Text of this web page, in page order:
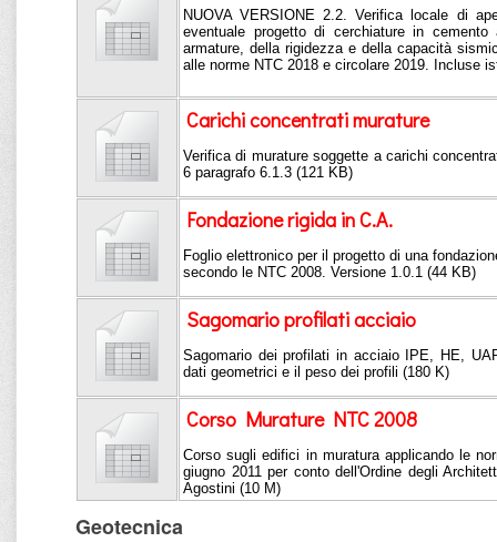
NUOVA VERSIONE 2.2. Verifica locale di
eventuale progetto di cerchiature in
armature, della rigidezza e della capacità
alle norme NTC 2018 e circolare 2019. Incluse
Carichi concentrati murature
Verifica di murature soggette a carichi
6 paragrafo 6.1.3 (121 KB)
Fondazione rigida in C.A.
Foglio elettronico per il progetto di una
secondo le NTC 2008. Versione 1.0.1 (44 KB)
Sagomario profilati acciaio
Sagomario dei profilati in acciaio IPE, HE,
dati geometrici e il peso dei profili (180 K)
Corso Murature NTC 2008
Corso sugli edifici in muratura applicando le
giugno 2011 per conto dell'Ordine degli
Agostini (10 M)
Geotecnica